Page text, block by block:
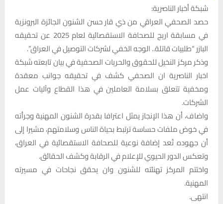
شبكة أخبار الناصرية:
حصد الصحفي العراقي من ذي قار حسن الشنون الجائزة البرونزية
في مسابقة اريج للصحافة الاستقصائية لعام 2025 عن تحقيقه
البازر “طلبيات قاتلة.. الوجه الخفي لشركات التوصيل في العراق”.
وذكر مركز النخيل للحقوق والحريات الصحفية في بيان تابعته شبكة
اخبار الناصرية ان الصحفي كشف في تحقيقه جوانب معقدة
ومخفية تتعلق بسلامة العاملين في هذا القطاع وآليات عمل
الشركات.
واضاف، أن هذا الإنجاز يمثل اعترافا بقدرة الشنون المهنية وجرأته
في خوض ملفات حساسة ترتبط بحياة الناس وسلامتهم، مشيرا إلى
أن جهوده تُعد إضافة نوعية للصحافة الاستقصائية في العراق،
وتعكس الدور الحيوي للإعلام في الرقابة وكشف الحقائق.
واختتم المركز تهنئته للشنون وان يحقق نجاحات في مسيرته
المهنية.
انتهى.